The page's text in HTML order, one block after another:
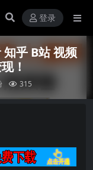
登录
乎 B站 视频
！
315